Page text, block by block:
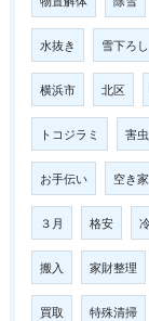
水抜き 雪下ろし
横浜市 北区
トコジラミ 害虫
お手伝い 空き家
３月 格安
搬入 家財整理
買取 特殊清掃